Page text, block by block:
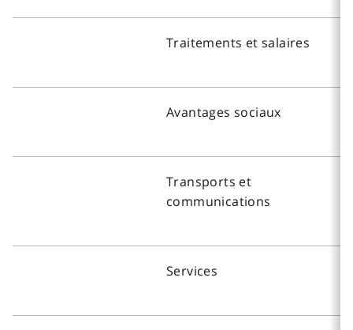
Traitements et salaires
Avantages sociaux
Transports et
communications
Services